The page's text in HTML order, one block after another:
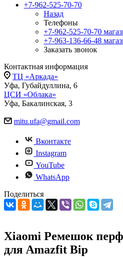
+7-962-525-70-70
Назад
Телефоны
+7-962-525-70-70
+7-963-136-66-48
Заказать звонок
Контактная информация
ТЦ «Аркада»
Уфа, Губайдуллина, 6
ЦСИ «Облака»
Уфа, Бакалинская, 3
mitu.ufa@gmail.com
Вконтакте
Instagram
YouTube
WhatsApp
Поделиться
Xiaomi Ремешок
для Amazfit Bip